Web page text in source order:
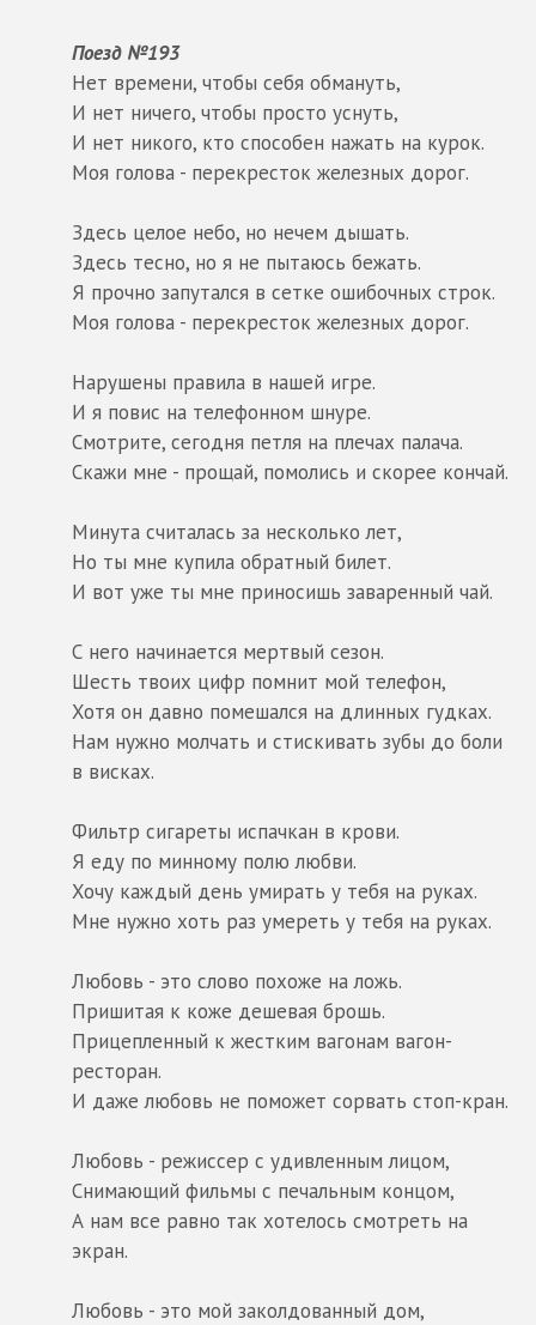
Поезд №193
Нет времени, чтобы себя обмануть,
И нет ничего, чтобы просто уснуть,
И нет никого, кто способен нажать на курок.
Моя голова - перекресток железных дорог.
Здесь целое небо, но нечем дышать.
Здесь тесно, но я не пытаюсь бежать.
Я прочно запутался в сетке ошибочных строк.
Моя голова - перекресток железных дорог.
Нарушены правила в нашей игре.
И я повис на телефонном шнуре.
Смотрите, сегодня петля на плечах палача.
Скажи мне - прощай, помолись и скорее кончай.
Минута считалась за несколько лет,
Но ты мне купила обратный билет.
И вот уже ты мне приносишь заваренный чай.
С него начинается мертвый сезон.
Шесть твоих цифр помнит мой телефон,
Хотя он давно помешался на длинных гудках.
Нам нужно молчать и стискивать зубы до боли
в висках.
Фильтр сигареты испачкан в крови.
Я еду по минному полю любви.
Хочу каждый день умирать у тебя на руках.
Мне нужно хоть раз умереть у тебя на руках.
Любовь - это слово похоже на ложь.
Пришитая к коже дешевая брошь.
Прицепленный к жестким вагонам вагон-
ресторан.
И даже любовь не поможет сорвать стоп-кран.
Любовь - режиссер с удивленным лицом,
Снимающий фильмы с печальным концом,
А нам все равно так хотелось смотреть на
экран.
Любовь - это мой заколдованный дом,